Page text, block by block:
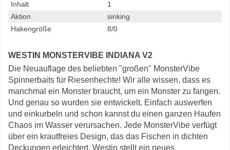
Inhalt
1
Aktion
sinking
Hakengröße
8/0
WESTIN MONSTERVIBE INDIANA V2
Die Neuauflage des beliebten "großen" MonsterVibe
Spinnerbaits für Riesenhechte! Wir alle wissen, dass es
manchmal ein Monster braucht, um ein Monster zu fangen.
Und genau so wurden sie entwickelt. Einfach auswerfen
und einkurbeln und schon kannst du einen ganzen Haufen
Chaos im Wasser verursachen. Jede MonsterVibe verfügt
über ein krautfreies Design, das das Fischen in dichten
Deckungen erleichtert. Westin stellt ein neues